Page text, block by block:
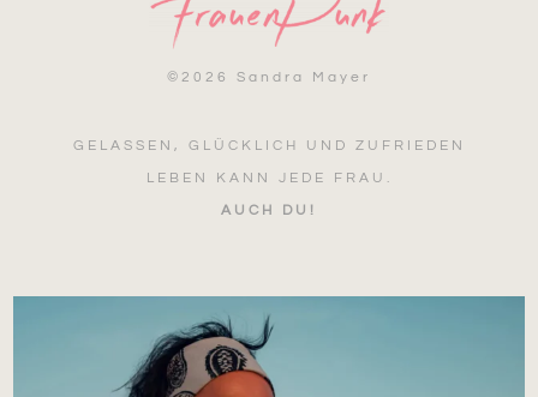
© 2026 Sandra Mayer
GELASSEN, GLÜCKLICH UND ZUFRIEDEN
LEBEN KANN JEDE FRAU.
AUCH DU!